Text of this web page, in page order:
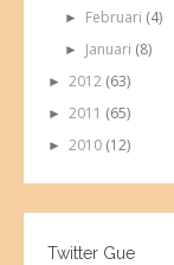
► Februari (4)
► Januari (8)
► 2012 (63)
► 2011 (65)
► 2010 (12)
Twitter Gue